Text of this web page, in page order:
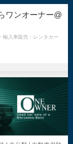
ワンオーナー@
入車販売・レンタカー